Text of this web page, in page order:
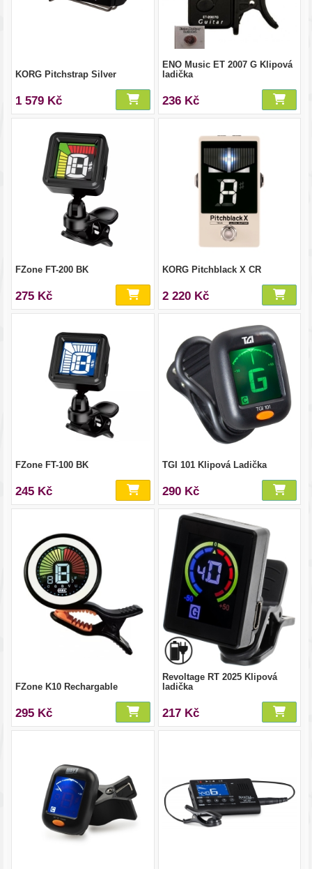
KORG Pitchstrap Silver
1 579 Kč
ENO Music ET 2007 G Klipová
ladička
236 Kč
FZone FT-200 BK
275 Kč
KORG Pitchblack X CR
2 220 Kč
FZone FT-100 BK
245 Kč
TGI 101 Klipová Ladička
290 Kč
FZone K10 Rechargable
295 Kč
Revoltage RT 2025 Klipová
ladička
217 Kč